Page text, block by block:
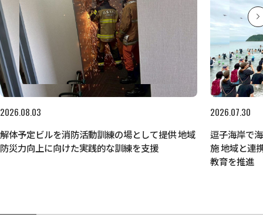
2026.08.03
解体予定ビルを消防活動訓練の場として提供 地域
防災力向上に向けた実践的な訓練を支援
2026.07.30
逗子海岸で
施 地域と連
教育を推進